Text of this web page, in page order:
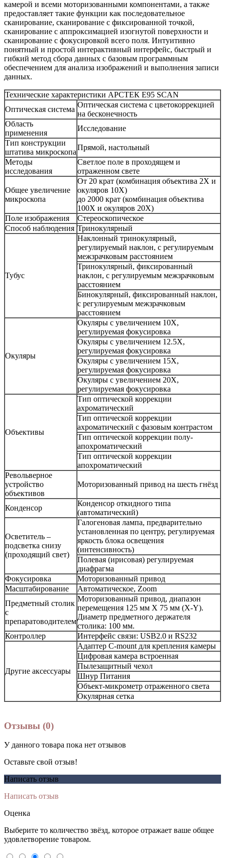
камерой и всеми моторизованными компонентами, а также
предоставляет такие функции как последовательное
сканирование, сканирование с фиксированной точкой,
сканирование с аппроксимацией изогнутой поверхности и
сканирование с фокусировкой всего поля. Интуитивно
понятный и простой интерактивный интерфейс, быстрый и
гибкий метод сбора данных с базовым программным
обеспечением для анализа изображений и выполнения записи
данных.
Технические характеристики АРСТЕК E95 SCAN
Оптическая система
Оптическая система с цветокоррекцией
на бесконечность
Область
применения
Исследование
Тип конструкции
штатива микроскопа
Прямой, настольный
Методы
исследования
Светлое поле в проходящем и
отраженном свете
Общее увеличение
микроскопа
От 20 крат (комбинация объектива 2X и
окуляров 10X)
до 2000 крат (комбинация объектива
100X и окуляров 20X)
Поле изображения
Стереоскопическое
Способ наблюдения Тринокулярный
Тубус
Наклонный тринокулярный,
регулируемый наклон, с регулируемым
межзрачковым расстоянием
Тринокулярный, фиксированный
наклон, с регулируемым межзрачковым
расстоянием
Бинокулярный, фиксированный наклон,
с регулируемым межзрачковым
расстоянием
Окуляры
Окуляры с увеличением 10X,
регулируемая фокусировка
Окуляры с увеличением 12.5X,
регулируемая фокусировка
Окуляры с увеличением 15X,
регулируемая фокусировка
Окуляры с увеличением 20X,
регулируемая фокусировка
Объективы
Тип оптической коррекции
ахроматический
Тип оптической коррекции
ахроматический с фазовым контрастом
Тип оптической коррекции полу-
апохроматический
Тип оптической коррекции
апохроматический
Револьверное
устройство
объективов
Моторизованный привод на шесть гнёзд
Конденсор
Конденсор откидного типа
(автоматический)
Осветитель –
подсветка снизу
(проходящий свет)
Галогеновая лампа, предварительно
установленная по центру, регулируемая
яркость блока освещения
(интенсивность)
Полевая (ирисовая) регулируемая
диафрагма
Фокусировка
Моторизованный привод
Масштабирование
Автоматическое, Zoom
Предметный столик
с
препаратоводителем
Моторизованный привод, диапазон
перемещения 125 мм X 75 мм (X-Y).
Диаметр предметного держателя
столика: 100 мм.
Контроллер
Интерфейс связи: USB2.0 и RS232
Другие аксессуары
Адаптер C-mount для крепления камеры
Цифровая камера встроенная
Пылезащитный чехол
Шнур Питания
Объект-микрометр отраженного света
Окулярная сетка
Отзывы (0)
У данного товара пока нет отзывов
Оставьте свой отзыв!
Написать отзыв
Написать отзыв
Оценка
Выберите то количество звёзд, которое отражает ваше общее
удовлетворение товаром.